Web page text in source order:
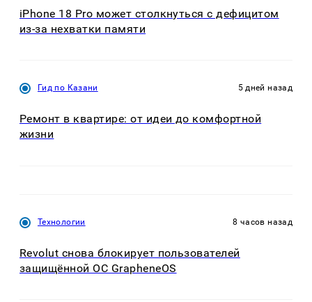
iPhone 18 Pro может столкнуться с дефицитом
из-за нехватки памяти
Гид по Казани 5 дней назад
Ремонт в квартире: от идеи до комфортной
жизни
Технологии 8 часов назад
Revolut снова блокирует пользователей
защищённой ОС GrapheneOS